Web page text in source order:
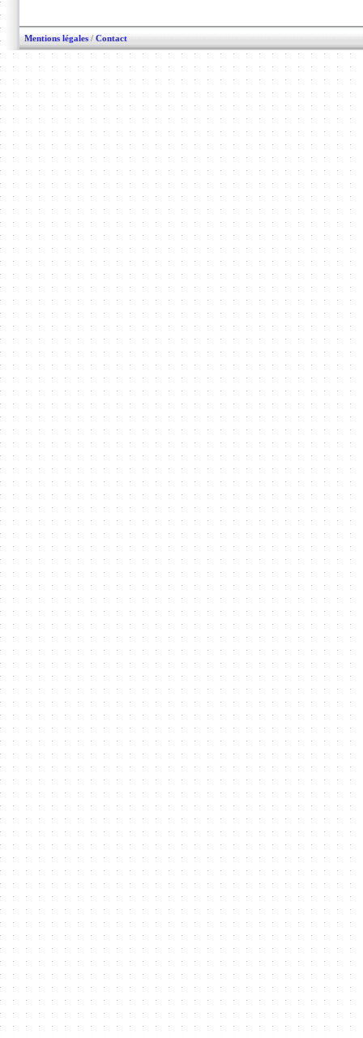
Mentions légales / Contact